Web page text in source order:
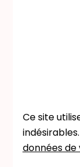
Ce site
indésirables.
données